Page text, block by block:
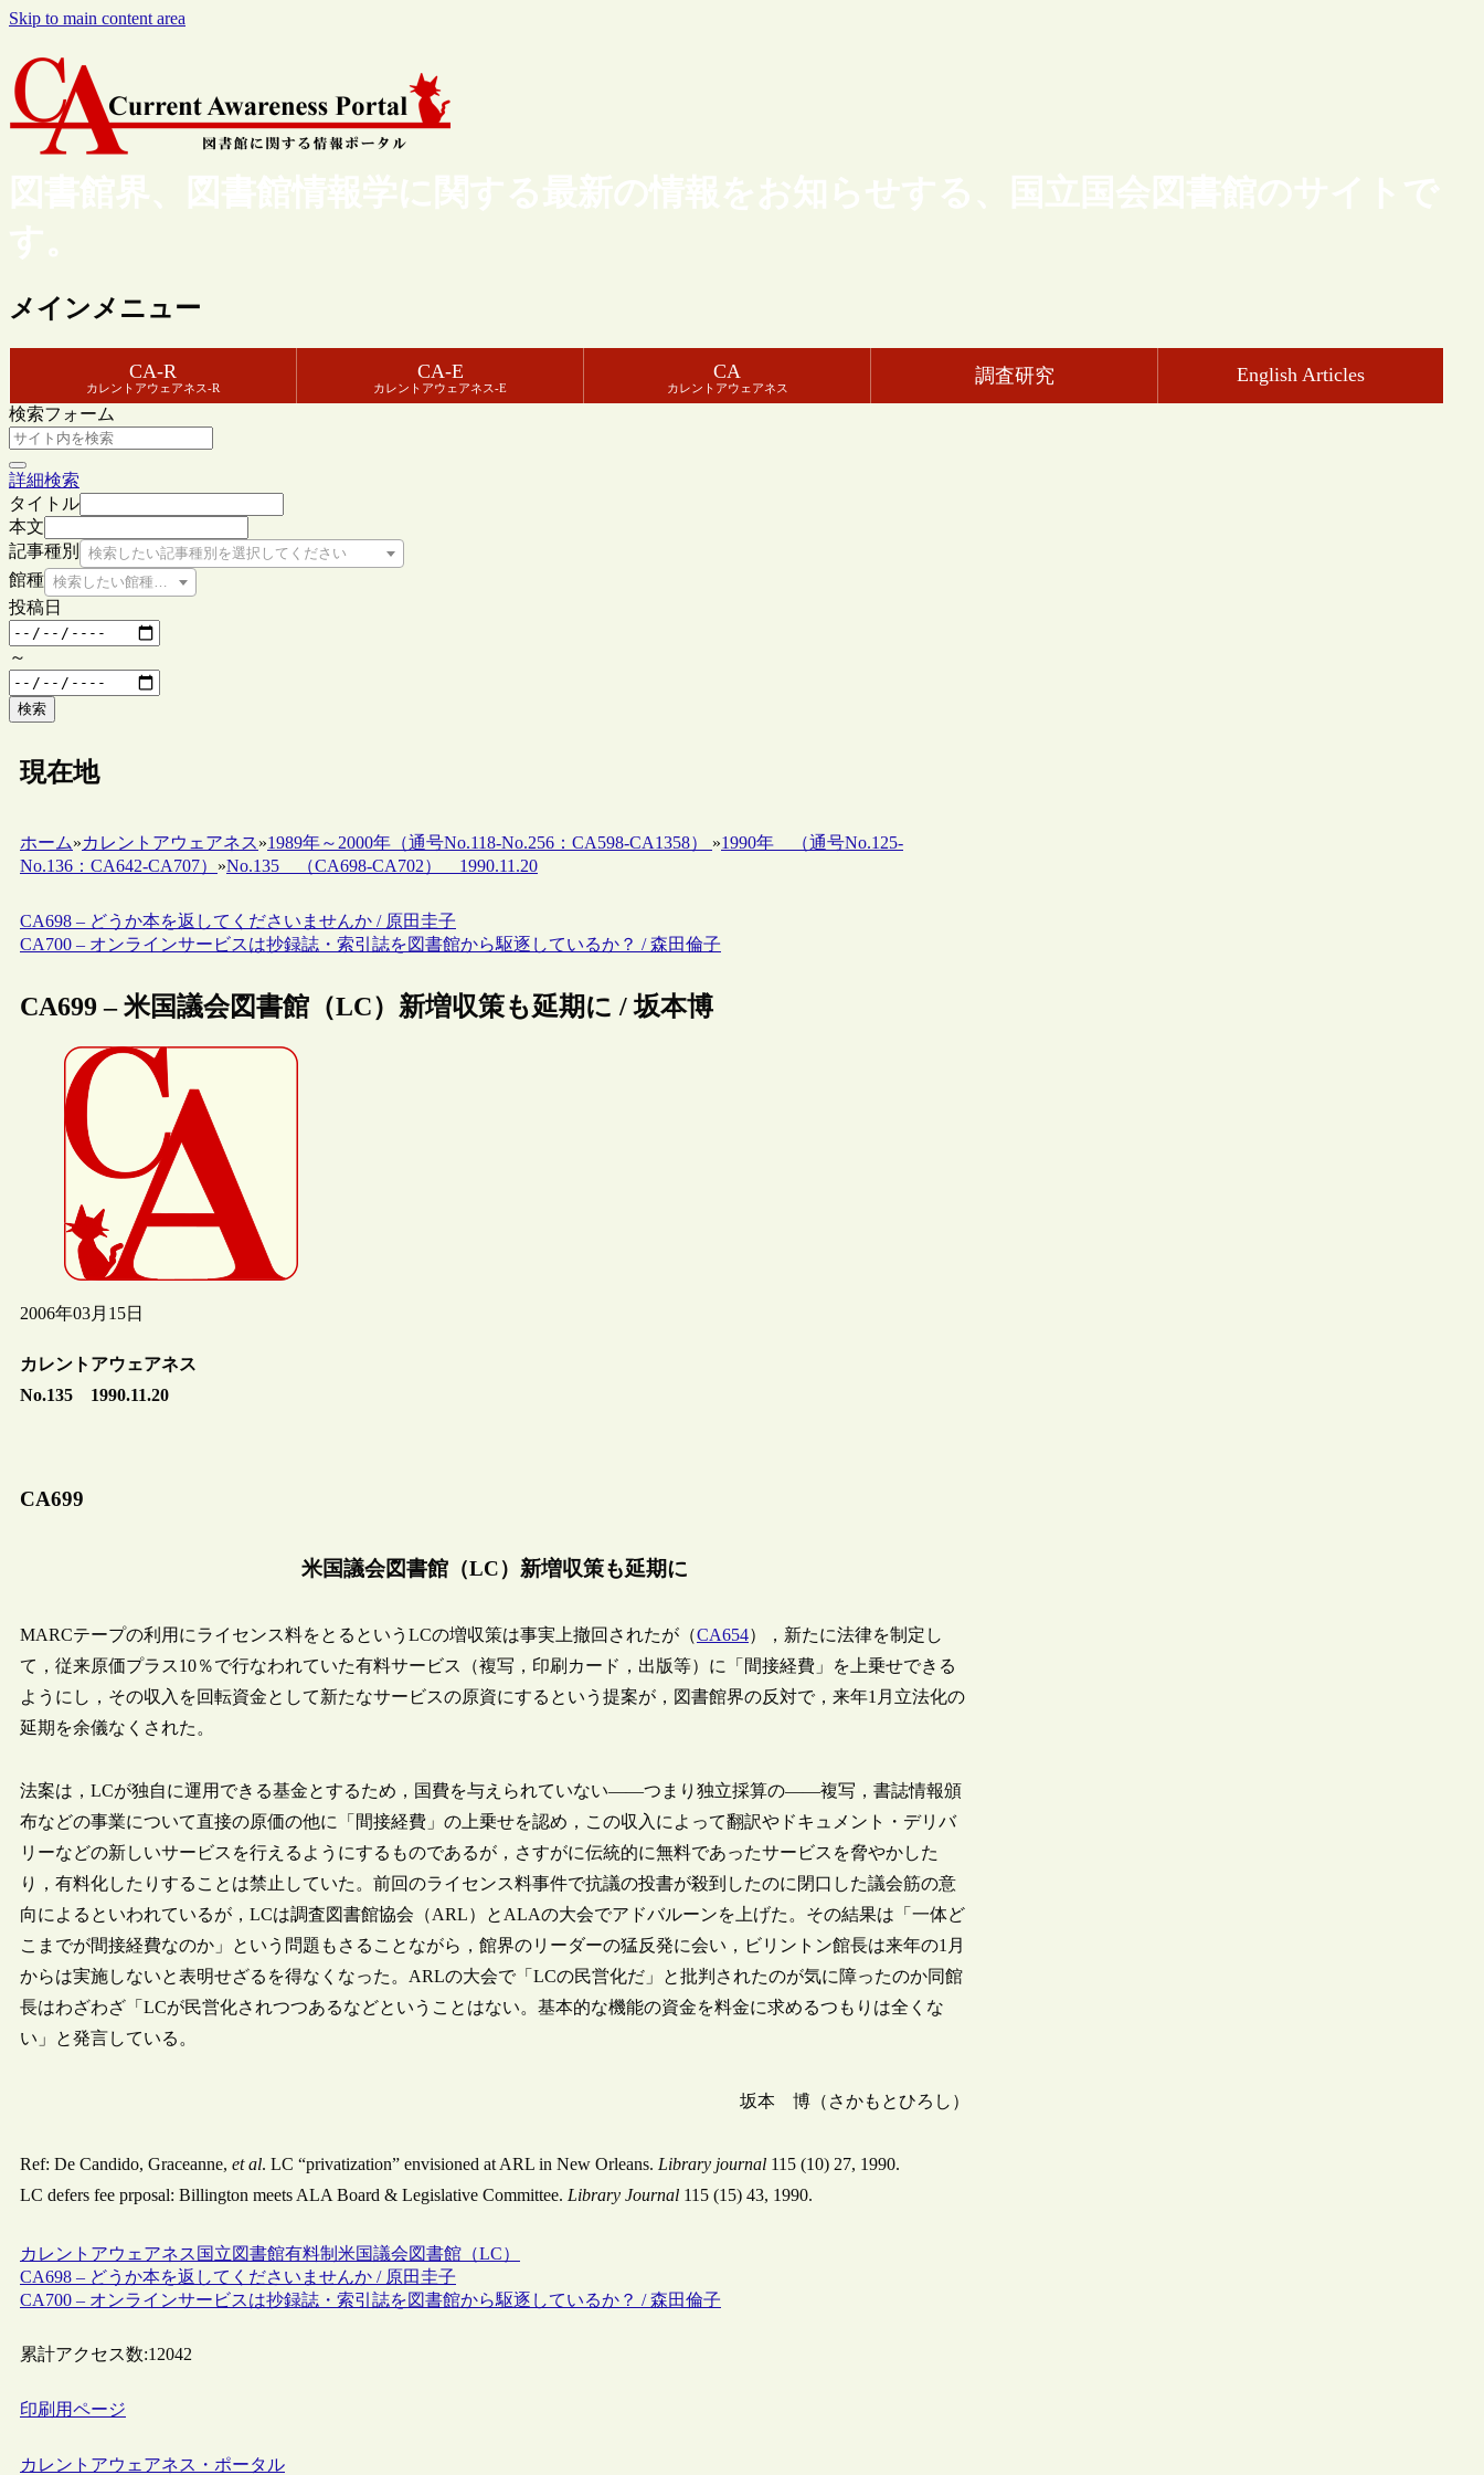
Skip to main content area
図書館界、図書館情報学に関する最新の情報をお知らせする、国立国会図書館のサイトで
す。
メインメニュー
CA-R
カレントアウェアネス-R
CA-E
カレントアウェアネス-E
CA
カレントアウェアネス
調査研究 English Articles
検索フォーム
詳細検索
タイトル
本文
記事種別
検索したい記事種別を選択してください
館種 検索したい館種を選択してください
投稿日
～
検索
現在地
ホーム»カレントアウェアネス»1989年～2000年（通号No.118-No.256：CA598-CA1358） »1990年 （通号No.125-
No.136：CA642-CA707） »No.135 （CA698-CA702） 1990.11.20
CA698 – どうか本を返してくださいませんか / 原田圭子
CA700 – オンラインサービスは抄録誌・索引誌を図書館から駆逐しているか？ / 森田倫子
CA699 – 米国議会図書館（LC）新増収策も延期に / 坂本博
2006年03月15日
カレントアウェアネス
No.135 1990.11.20
CA699
米国議会図書館（LC）新増収策も延期に
MARCテープの利用にライセンス料をとるというLCの増収策は事実上撤回されたが（CA654），新たに法律を制定し
て，従来原価プラス10％で行なわれていた有料サービス（複写，印刷カード，出版等）に「間接経費」を上乗せできる
ようにし，その収入を回転資金として新たなサービスの原資にするという提案が，図書館界の反対で，来年1月立法化の
延期を余儀なくされた。
法案は，LCが独自に運用できる基金とするため，国費を与えられていない――つまり独立採算の――複写，書誌情報頒
布などの事業について直接の原価の他に「間接経費」の上乗せを認め，この収入によって翻訳やドキュメント・デリバ
リーなどの新しいサービスを行えるようにするものであるが，さすがに伝統的に無料であったサービスを脅やかした
り，有料化したりすることは禁止していた。前回のライセンス料事件で抗議の投書が殺到したのに閉口した議会筋の意
向によるといわれているが，LCは調査図書館協会（ARL）とALAの大会でアドバルーンを上げた。その結果は「一体ど
こまでが間接経費なのか」という問題もさることながら，館界のリーダーの猛反発に会い，ビリントン館長は来年の1月
からは実施しないと表明せざるを得なくなった。ARLの大会で「LCの民営化だ」と批判されたのが気に障ったのか同館
長はわざわざ「LCが民営化されつつあるなどということはない。基本的な機能の資金を料金に求めるつもりは全くな
い」と発言している。
坂本 博（さかもとひろし）
Ref: De Candido, Graceanne, et al. LC “privatization” envisioned at ARL in New Orleans. Library journal 115 (10) 27, 1990.
LC defers fee prposal: Billington meets ALA Board & Legislative Committee. Library Journal 115 (15) 43, 1990.
カレントアウェアネス 国立図書館有料制 米国議会図書館（LC）
CA698 – どうか本を返してくださいませんか / 原田圭子
CA700 – オンラインサービスは抄録誌・索引誌を図書館から駆逐しているか？ / 森田倫子
累計アクセス数:12042
印刷用ページ
カレントアウェアネス・ポータル